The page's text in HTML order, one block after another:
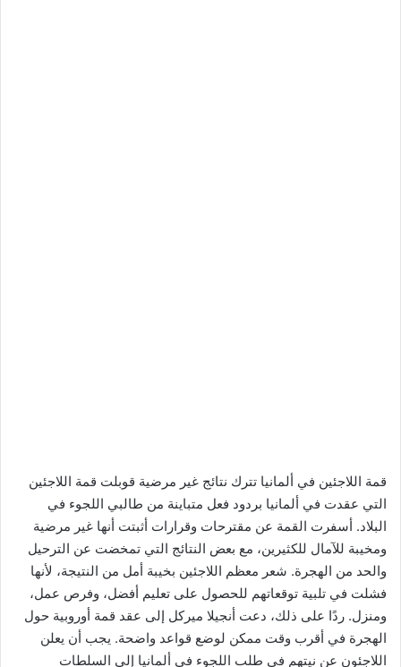
قمة اللاجئين في ألمانيا تترك نتائج غير مرضية قوبلت قمة اللاجئين
التي عقدت في ألمانيا بردود فعل متباينة من طالبي اللجوء في
البلاد. أسفرت القمة عن مقترحات وقرارات أثبتت أنها غير مرضية
ومخيبة للآمال للكثيرين، مع بعض النتائج التي تمخضت عن الترحيل
والحد من الهجرة. شعر معظم اللاجئين بخيبة أمل من النتيجة، لأنها
فشلت في تلبية توقعاتهم للحصول على تعليم أفضل، وفرص عمل،
ومنزل. ردًا على ذلك، دعت أنجيلا ميركل إلى عقد قمة أوروبية حول
الهجرة في أقرب وقت ممكن لوضع قواعد واضحة. يجب أن يعلن
اللاجئون عن نيتهم ​​في طلب اللجوء في ألمانيا إلى السلطات